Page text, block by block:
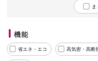
機能
省エネ・エコ 高気密・高断